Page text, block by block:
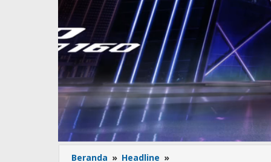
Beranda » Headline »